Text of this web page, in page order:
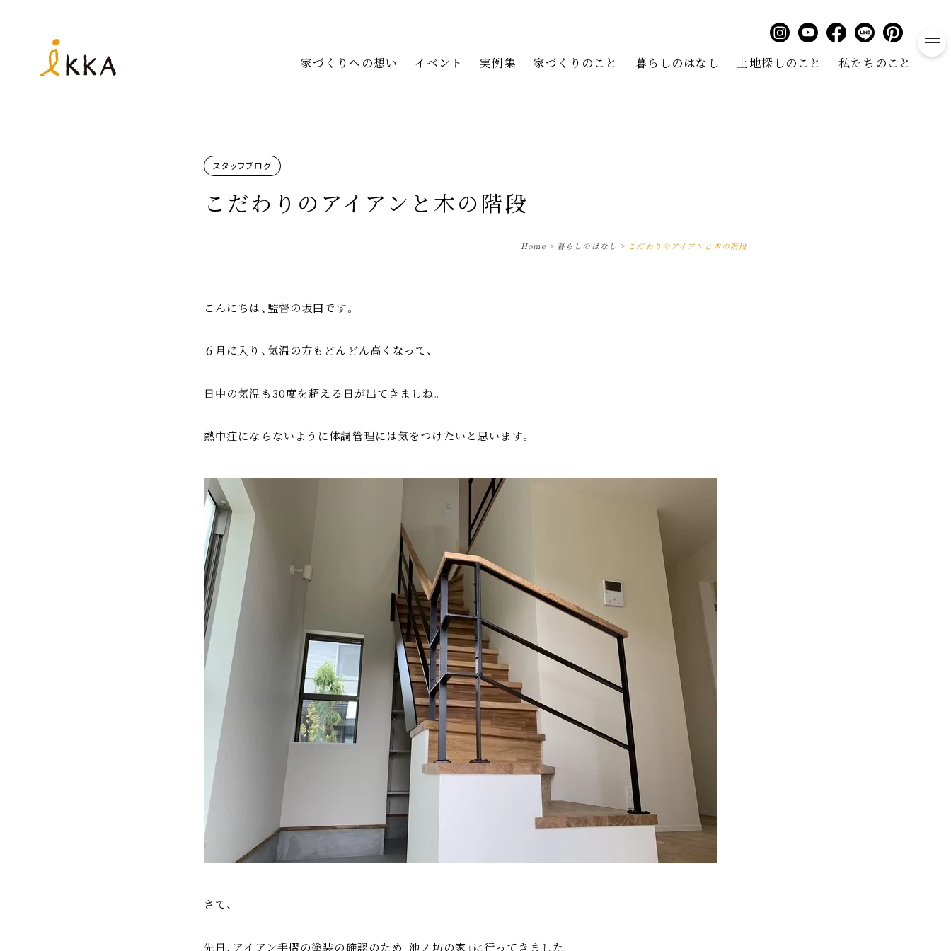
家づくりへの想い イベント 実例集 家づくりのこと 暮らしのはなし 土地探しのこと 私たちのこと
スタッフブログ
こだわりのアイアンと木の階段
Home> 暮らしのはなし > こだわりのアイアンと木の階段
こんにちは、監督の坂田です。
６月に入り、気温の方もどんどん高くなって、
日中の気温も30度を超える日が出てきましね。
熱中症にならないように体調管理には気をつけたいと思います。
さて、
先日、アイアン手摺の塗装の確認のため「池ノ坊の家」に行ってきました。